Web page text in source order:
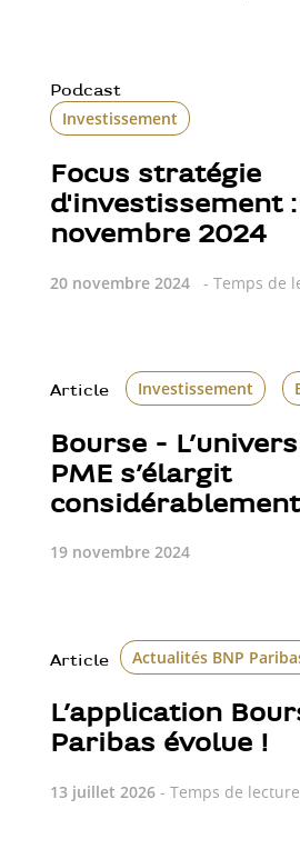
Podcast
Investissement
Focus stratégie
d'investissement :
novembre 2024
20 novembre 2024 - Temps de
Article Investissement
Bourse -
PME s’élargit
considérablement
19 novembre 2024
Article Actualités BNP
L’application
Paribas évolue !
13 juillet 2026- Temps de